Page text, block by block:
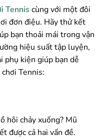
Tennis cùng với một đôi
đơn điệu. Hãy thử kết
bạn thoải mái trong vận
hiệu suất tập luyện,
phụ kiện giúp bạn dễ
Tennis:
hôi chảy xuống? Mũ
được cả hai vấn đề.